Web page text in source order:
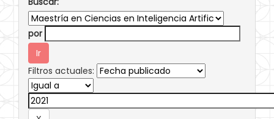
por
Filtros actuales: